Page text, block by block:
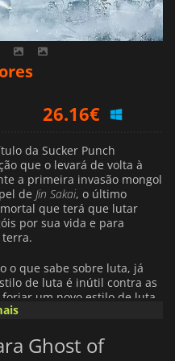
26.16€
25.33€
da Sucker Punch
que o levará de volta à
a primeira invasão mongol
de Jin Sakai, o último
que terá que lutar
por sua vida e para
o que sabe sobre luta, já
de luta é inútil contra as
um novo estilo de luta,
defender a sua
pessoa e apresenta
Ghost of